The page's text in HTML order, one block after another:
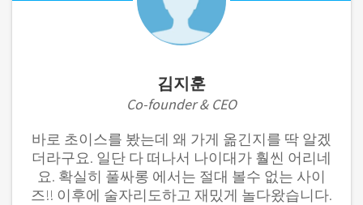
김지훈
Co-founder & CEO
바로 초이스를 봤는데 왜 가게 옮긴지를 딱 알겠
더라구요. 일단 다 떠나서 나이대가 훨씬 어리네
요. 확실히 풀싸롱 에서는 절대 볼수 없는 사이
즈!! 이후에 술자리도하고 재밌게 놀다왔습니다.